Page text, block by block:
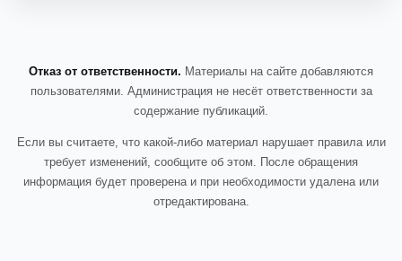
Отказ от ответственности. Материалы на сайте добавляются
пользователями. Администрация не несёт ответственности за
содержание публикаций.
Если вы считаете, что какой-либо материал нарушает правила или
требует изменений, сообщите об этом. После обращения
информация будет проверена и при необходимости удалена или
отредактирована.